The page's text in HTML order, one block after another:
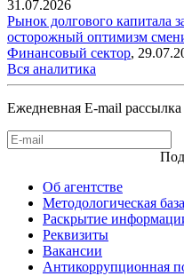
31.07.2026
Рынок долгового капитала
осторожный оптимизм
Финансовый сектор,
Вся аналитика
Ежедневная E-mail рассылка
Об агентстве
Методологическая база
Раскрытие
Реквизиты
Вакансии
Антикоррупционная